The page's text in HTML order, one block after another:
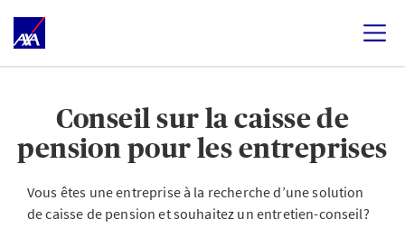
Conseil sur la caisse de
pension pour les entreprises
Vous êtes une entreprise à la recherche d’une solution
de caisse de pension et souhaitez un entretien-conseil?